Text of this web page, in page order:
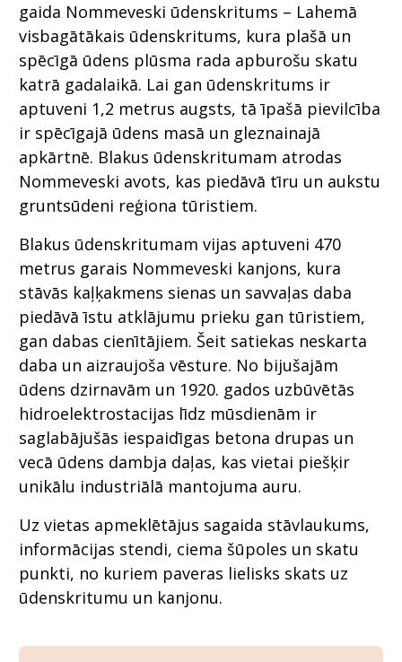
gaida Nommeveski ūdenskritums – Lahemā
visbagātākais ūdenskritums, kura plašā un
spēcīgā ūdens plūsma rada apburošu skatu
katrā gadalaikā. Lai gan ūdenskritums ir
aptuveni 1,2 metrus augsts, tā īpašā pievilcība
ir spēcīgajā ūdens masā un gleznainajā
apkārtnē. Blakus ūdenskritumam atrodas
Nommeveski avots, kas piedāvā tīru un aukstu
gruntsūdeni reģiona tūristiem.
Blakus ūdenskritumam vijas aptuveni 470
metrus garais Nommeveski kanjons, kura
stāvās kaļķakmens sienas un savvaļas daba
piedāvā īstu atklājumu prieku gan tūristiem,
gan dabas cienītājiem. Šeit satiekas neskarta
daba un aizraujoša vēsture. No bijušajām
ūdens dzirnavām un 1920. gados uzbūvētās
hidroelektrostacijas līdz mūsdienām ir
saglabājušās iespaidīgas betona drupas un
vecā ūdens dambja daļas, kas vietai piešķir
unikālu industriālā mantojuma auru.
Uz vietas apmeklētājus sagaida stāvlaukums,
informācijas stendi, ciema šūpoles un skatu
punkti, no kuriem paveras lielisks skats uz
ūdenskritumu un kanjonu.